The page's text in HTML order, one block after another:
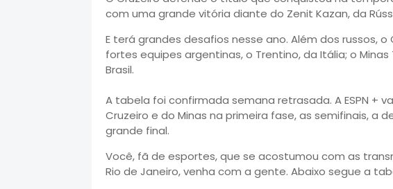
com uma grande vitória diante do Zenit Kazan, da
E terá grandes desafios nesse ano. Além dos russos,
fortes equipes argentinas, o Trentino, da Itália; o
Brasil.
A tabela foi confirmada semana retrasada. A ESPN +
Cruzeiro e do Minas na primeira fase, as semifinais, a
grande final.
Você, fã de esportes, que se acostumou com as
Rio de Janeiro, venha com a gente. Abaixo segue a